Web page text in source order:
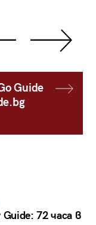
Guide
72 часа в